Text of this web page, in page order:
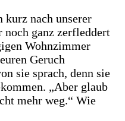
kurz nach unserer
ganz zerfleddert
Wohnzimmer
Geruch
sie sprach, denn sie
„Aber glaub
mehr weg.“ Wie